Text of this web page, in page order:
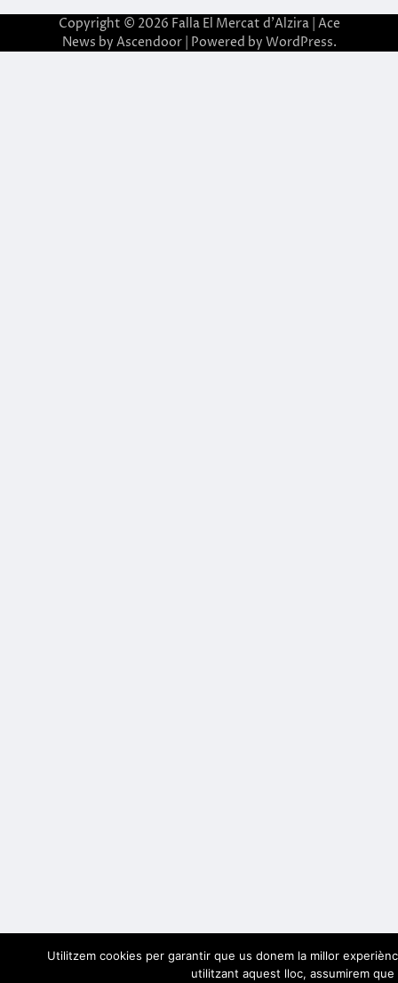
Copyright © 2026 Falla El Mercat d'Alzira| Ace
News by Ascendoor| Powered by WordPress.
Utilitzem cookies per garantir que us donem la millor
utilitzant aquest lloc, assumirem que